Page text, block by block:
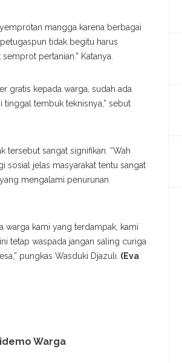
mangga karena berbagai
tidak begitu harus
pertanian.” Katanya.
gratis kepada warga, sudah ada
tembuk teknisnya,” sebut
tersebut sangat signifikan. “Wah
sosial jelas masyarakat tentu sangat
mengalami penurunan
warga kami yang terdampak, kami
tetap waspada jangan saling curiga
pungkas Wasduki Djazuli. (Eva
Warga